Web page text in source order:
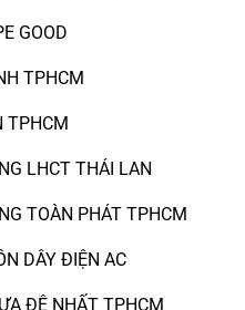
GOOD
TPHCM
TPHCM
LHCT THÁI LAN
TOÀN PHÁT TPHCM
DÂY ĐIỆN AC
ĐỆ NHẤT TPHCM